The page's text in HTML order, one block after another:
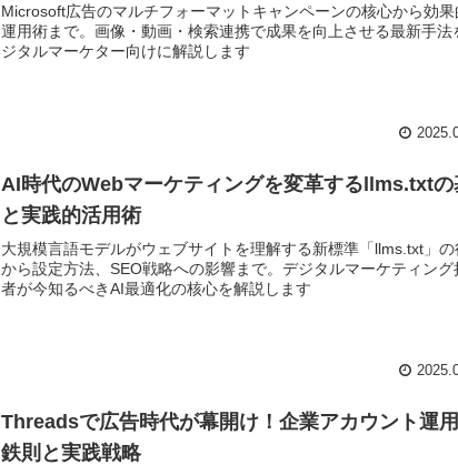
Microsoft広告のマルチフォーマットキャンペーンの核心から効果
運用術まで。画像・動画・検索連携で成果を向上させる最新手法
ジタルマーケター向けに解説します
AI時代のWebマーケティングを変革するllms.txtの
と実践的活用術
大規模言語モデルがウェブサイトを理解する新標準「llms.txt」の
から設定方法、SEO戦略への影響まで。デジタルマーケティング
者が今知るべきAI最適化の核心を解説します
Threadsで広告時代が幕開け！企業アカウント運
鉄則と実践戦略